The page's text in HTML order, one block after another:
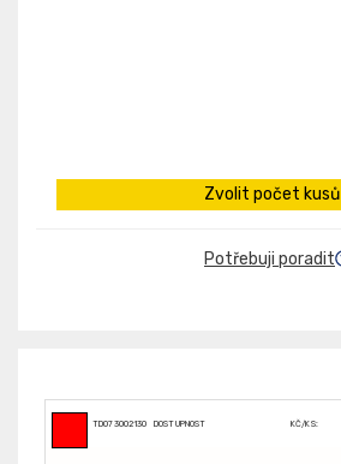
Zvolit počet kusů
Potřebuji poradit
TD073002130F707DOSTUPNOST KČ/KS: